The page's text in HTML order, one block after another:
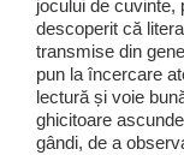
jocului de cuvinte,
descoperit că
transmise din
pun la încercare
lectură și voie
ghicitoare
gândi, de a